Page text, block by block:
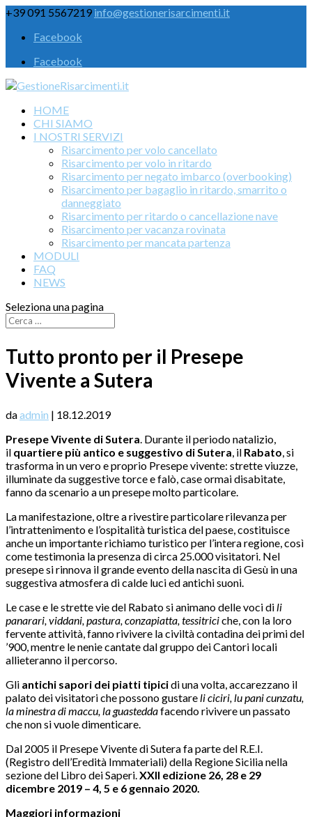
+39 091 5567219 info@gestionerisarcimenti.it
Facebook
Facebook
HOME
CHI SIAMO
I NOSTRI SERVIZI
Risarcimento per volo cancellato
Risarcimento per volo in ritardo
Risarcimento per negato imbarco (overbooking)
Risarcimento per bagaglio in ritardo, smarrito o
danneggiato
Risarcimento per ritardo o cancellazione nave
Risarcimento per vacanza rovinata
Risarcimento per mancata partenza
MODULI
FAQ
NEWS
Seleziona una pagina
Tutto pronto per il Presepe
Vivente a Sutera
daadmin | 18.12.2019
Presepe Vivente di Sutera. Durante il periodo natalizio,
il quartiere più antico e suggestivo di Sutera, il Rabato, si
trasforma in un vero e proprio Presepe vivente: strette viuzze,
illuminate da suggestive torce e falò, case ormai disabitate,
fanno da scenario a un presepe molto particolare.
La manifestazione, oltre a rivestire particolare rilevanza per
l’intrattenimento e l’ospitalità turistica del paese, costituisce
anche un importante richiamo turistico per l’intera regione, così
come testimonia la presenza di circa 25.000 visitatori. Nel
presepe si rinnova il grande evento della nascita di Gesù in una
suggestiva atmosfera di calde luci ed antichi suoni.
Le case e le strette vie del Rabato si animano delle voci dili
panarari, viddani, pastura, conzapiatta, tessitriciche, con la loro
fervente attività, fanno rivivere la civiltà contadina dei primi del
’900, mentre le nenie cantate dal gruppo dei Cantori locali
allieteranno il percorso.
Gli antichi sapori dei piatti tipicidi una volta, accarezzano il
palato dei visitatori che possono gustareli ciciri, lu pani cunzatu,
la minestra di maccu, la guasteddafacendo rivivere un passato
che non si vuole dimenticare.
Dal 2005 il Presepe Vivente di Sutera fa parte del R.E.I.
(Registro dell’Eredità Immateriali) della Regione Sicilia nella
sezione del Libro dei Saperi.XXII edizione 26, 28 e 29
dicembre 2019 – 4, 5 e 6 gennaio 2020.
Maggiori informazioni